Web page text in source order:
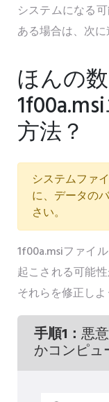
システムになる
ある場合は、次に
ほんの
方法？
システムファ
に、データの
さい。
1f00a.msiファイ
起こされる可能
それらを修正しよ
手順1： 悪
かコンピュ